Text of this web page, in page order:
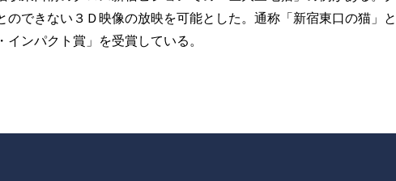
できない３Ｄ映像の放映を可能とした。通称「新宿東口の猫」
ンパクト賞」を受賞している。